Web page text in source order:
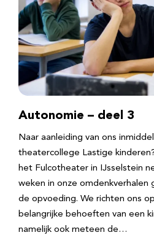
Autonomie – deel 3
Naar aanleiding van ons
theatercollege Lastige
het Fulcotheater in IJsselstein
weken in onze omdenkverhalen
de opvoeding. We richten ons
belangrijke behoeften van een
namelijk ook meteen de…